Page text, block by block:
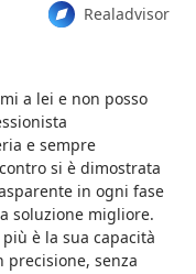
Realadvisor
a lei e non posso
e sempre
si è dimostrata
in ogni fase
soluzione migliore.
è la sua capacità
senza